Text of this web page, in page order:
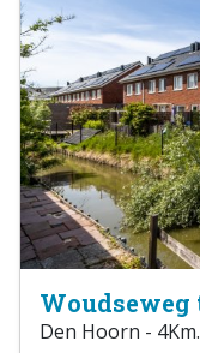
Woudseweg
Den Hoorn - 4Km.